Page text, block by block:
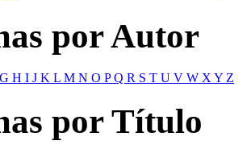
por Autor
G H I J K L M N O PQ R S T U V W XY Z
por Título